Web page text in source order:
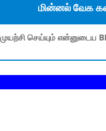
மின்னல் வேக
செய்யும் என்னுடைய